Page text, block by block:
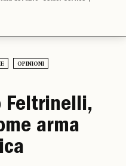
OPINIONI
Feltrinelli,
arma